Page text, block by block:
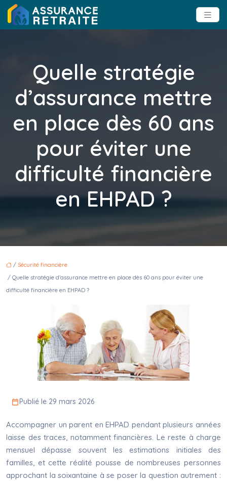
Quelle stratégie
d’assurance mettre
en place dès 60 ans
pour éviter une
difficulté financière
en EHPAD ?
/ Sécurité financière
/ Quelle stratégie d’assurance mettre en place dès 60 ans pour éviter une
difficulté financière en EHPAD ?
Publié le 29 mars 2026
Accompagner un parent en EHPAD pendant plusieurs années
laisse des traces, notamment financières. Le reste à charge
mensuel dépasse souvent les estimations initiales des
familles, et cette réalité pousse de nombreuses personnes
approchant la soixantaine à se poser la question autrement :